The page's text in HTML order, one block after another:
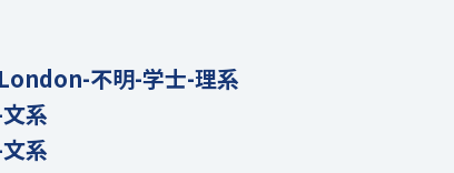
不明-学士-理系
系
系